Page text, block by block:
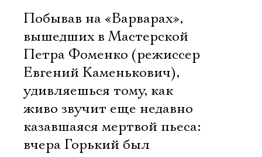
Побывав на «Варварах»,
вышедших в Мастерской
Петра Фоменко (режиссер
Евгений Каменькович),
удивляешься тому, как
живо звучит еще недавно
казавшаяся мертвой пьеса:
вчера Горький был